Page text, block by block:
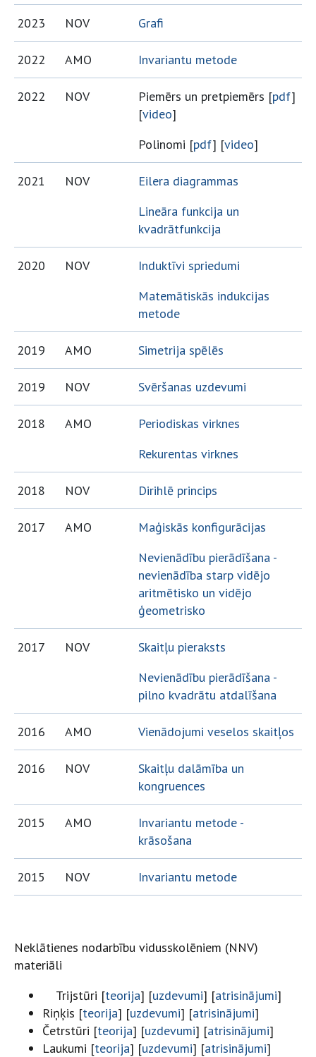
2023 NOV Grafi
2022 AMO Invariantu metode
2022 NOV Piemērs un pretpiemērs [pdf]
[video]
Polinomi [pdf] [video]
2021 NOV
Eilera diagrammas
Lineāra funkcija un
kvadrātfunkcija
2020 NOV
Induktīvi spriedumi
Matemātiskās indukcijas
metode
2019 AMO Simetrija spēlēs
2019 NOV Svēršanas uzdevumi
2018 AMO
Periodiskas virknes
Rekurentas virknes
2018 NOV Dirihlē princips
2017 AMO
Maģiskās konfigurācijas
Nevienādību pierādīšana -
nevienādība starp vidējo
aritmētisko un vidējo
ģeometrisko
2017 NOV
Skaitļu pieraksts
Nevienādību pierādīšana -
pilno kvadrātu atdalīšana
2016 AMO Vienādojumi veselos skaitļos
2016 NOV
Skaitļu dalāmība un
kongruences
2015 AMO
Invariantu metode -
krāsošana
2015 NOV Invariantu metode
Neklātienes nodarbību vidusskolēniem (NNV)
materiāli
Trijstūri [teorija] [uzdevumi] [atrisinājumi]
Riņķis [teorija] [uzdevumi] [atrisinājumi]
Četrstūri [teorija] [uzdevumi] [atrisinājumi]
Laukumi [teorija] [uzdevumi] [atrisinājumi]